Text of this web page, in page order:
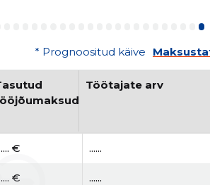
* Prognoositud käive
Töötajate arv
€ ......
€ ......